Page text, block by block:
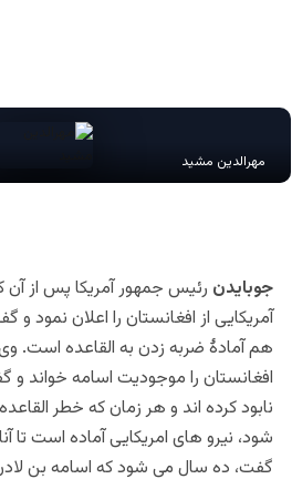
مهرالدین مشید
جوبایدن رئیس جمهور آمریکا پس از آن
آمریکایی از افغانستان را اعلان نمود
هم آمادۀ ضربه زدن به القاعده است.
افغانستان را موجودیت اسامه خواند و
نابود کرده اند و هر زمان که خطر
شود، نیرو های امریکایی آماده است تا
گفت، ده سال می شود که اسامه بن